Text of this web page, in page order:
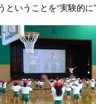
いうことを“実験的に”